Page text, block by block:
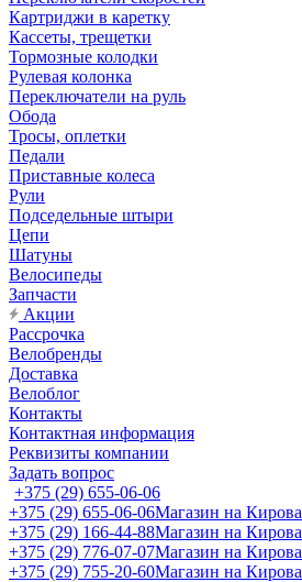
Картриджи в каретку
Кассеты, трещетки
Тормозные колодки
Рулевая колонка
Переключатели на руль
Обода
Тросы, оплетки
Педали
Приставные колеса
Рули
Подседельные штыри
Цепи
Шатуны
Велосипеды
Запчасти
Акции
Рассрочка
Велобренды
Доставка
Велоблог
Контакты
Контактная информация
Реквизиты компании
Задать вопрос
+375 (29) 655-06-06
+375 (29) 655-06-06Магазин на Кирова
+375 (29) 166-44-88Магазин на Кирова
+375 (29) 776-07-07Магазин на Кирова
+375 (29) 755-20-60Магазин на Кирова